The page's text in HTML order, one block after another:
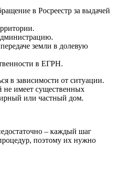
в Росреестр за выдачей
земли в долевую
в ЕГРН.
в зависимости от ситуации.
не имеет существенных
или частный дом.
– каждый шаг
поэтому их нужно